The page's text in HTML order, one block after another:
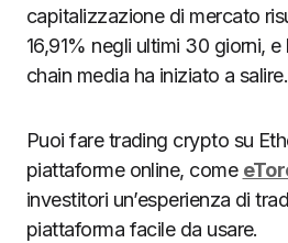
capitalizzazione di mercato
16,91% negli ultimi 30 giorni,
chain media ha iniziato a salire.
Puoi fare trading crypto su
piattaforme online, come
investitori un’esperienza di
piattaforma facile da usare.